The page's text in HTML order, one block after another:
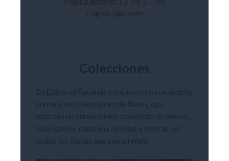
Página siguiente